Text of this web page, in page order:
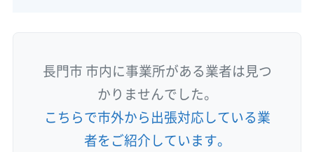
長門市 市内に事業所がある業者は見つ
かりませんでした。
こちらで市外から出張対応している業
者をご紹介しています。